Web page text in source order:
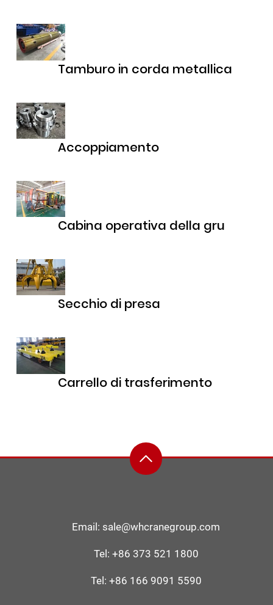
Tamburo in corda metallica
Accoppiamento
Cabina operativa della gru
Secchio di presa
Carrello di trasferimento
Email: sale@whcranegroup.com
Tel: +86 373 521 1800
Tel: +86 166 9091 5590